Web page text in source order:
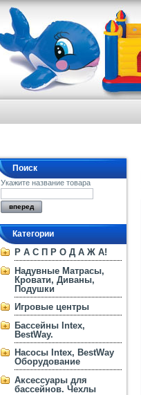
Поиск
Укажите название товара
Категории
Р А С П Р О Д А Ж А!
Надувные Матрасы,
Кровати, Диваны,
Подушки
Игровые центры
Бассейны Intex,
BestWay.
Насосы Intex, BestWay
Оборудование
Аксессуары для
бассейнов. Чехлы